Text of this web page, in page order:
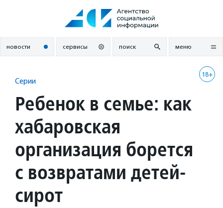
новости сервисы поиск меню
18+
Серии
Ребенок в семье: как
хабаровская
организация борется
с возвратами детей-
сирот